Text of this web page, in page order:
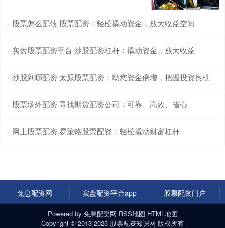
· 股票怎么配债 股票配资：轻松撬动资金，放大收益空间
· 实盘股票配资平台 炒股配资杠杆：撬动资金，放大收益
· 炒股到哪配资 太原股票配资：助您资金倍增，把握投资良机
· 股票场外配资 寻找期货配资公司：可靠、高效、省心
· 网上股票配资 易策略股票配资：轻松撬动财富杠杆
免息配资网 实盘配资平台app 股票配资门户
Powered by 免息配资网 RSS地图 HTML地图
Copyright © 2013-2025 股票配资知识网 版权所有